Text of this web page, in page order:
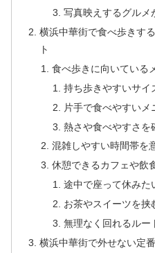
写真映えするグルメ
横浜中華街で食べ歩きす
ト
食べ歩きに向いている
持ち歩きやすいサイ
片手で食べやすいメ
熱さや食べやすさを
混雑しやすい時間帯を
休憩できるカフェや飲
途中で座って休みた
お茶やスイーツを挟
無理なく回れるルー
横浜中華街で外せない定